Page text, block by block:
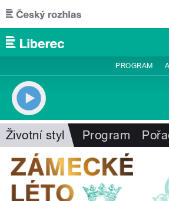
Přejít k hlavnímu obsahu
PROGRAM
Životní styl Program